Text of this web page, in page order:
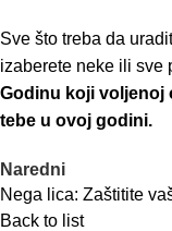
Sve što treba da
izaberete neke ili sve
Godinu koji voljenoj
tebe u ovoj godini.
Naredni
Nega lica: Zaštitite
Back to list